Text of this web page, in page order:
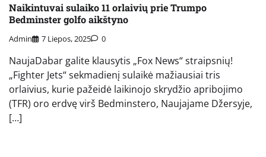
Naikintuvai sulaiko 11 orlaivių prie Trumpo
Bedminster golfo aikštyno
Admin 7 Liepos, 2025 0
NaujaDabar galite klausytis „Fox News“ straipsnių!
„Fighter Jets“ sekmadienį sulaikė mažiausiai tris
orlaivius, kurie pažeidė laikinojo skrydžio apribojimo
(TFR) oro erdvę virš Bedminstero, Naujajame Džersyje,
[…]